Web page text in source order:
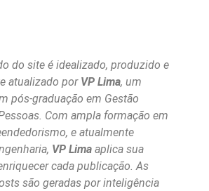
do site é idealizado, produzido e
atualizado por VP Lima, um
pós-graduação em Gestão
Com ampla formação em
e atualmente
VP Lima aplica sua
cada publicação. As
são geradas por inteligência